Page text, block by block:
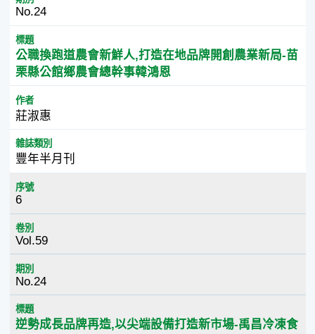
No.24
標題
公職換跑道農會新鮮人,打造在地品牌開創農業新局-苗
栗縣公館鄉農會總幹事韓鴻恩
作者
莊淑惠
雜誌類別
豐年半月刊
序號
6
卷別
Vol.59
期別
No.24
標題
逆勢成長品牌再造,以尖端設備打造新市場-禹昌冷凍食